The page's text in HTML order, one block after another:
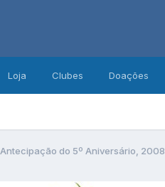
Loja Clubes Doações
Antecipação do 5º Aniversário, 2008